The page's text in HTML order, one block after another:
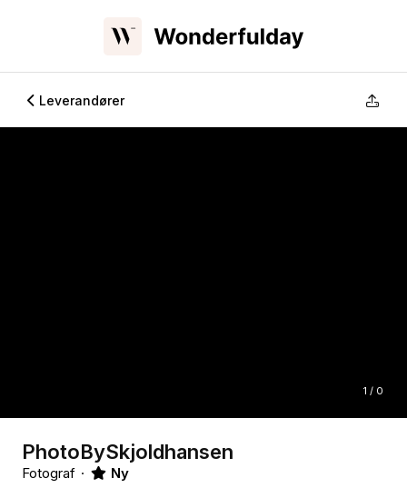
Leverandører
1 / 0
PhotoBySkjoldhansen
Fotograf Ny